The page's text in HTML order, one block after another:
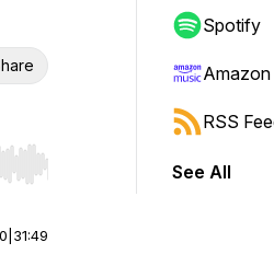
Hold shift to jump forward or
31:49
Spotify
RSS
See All